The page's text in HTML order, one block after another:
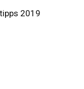
2019